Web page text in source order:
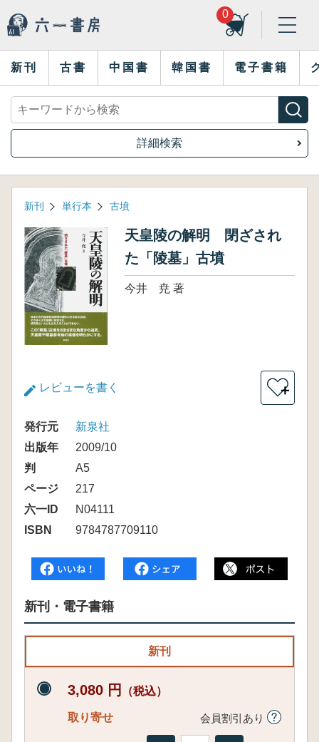
0
新刊 古書 中国書 韓国書 電子書籍
詳細検索
新刊 単行本 古墳
天皇陵の解明 閉ざされ
た「陵墓」古墳
今井 尭 著
レビューを書く ＋
発行元
新泉社
出版年
2009/10
判
A5
ページ
217
六一ID
N04111
ISBN
9784787709110
新刊・電子書籍
新刊
3,080 円 （税込）
取り寄せ 会員割引あり